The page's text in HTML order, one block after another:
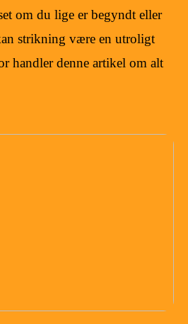
om du lige er begyndt eller
strikning være en utroligt
handler denne artikel om alt